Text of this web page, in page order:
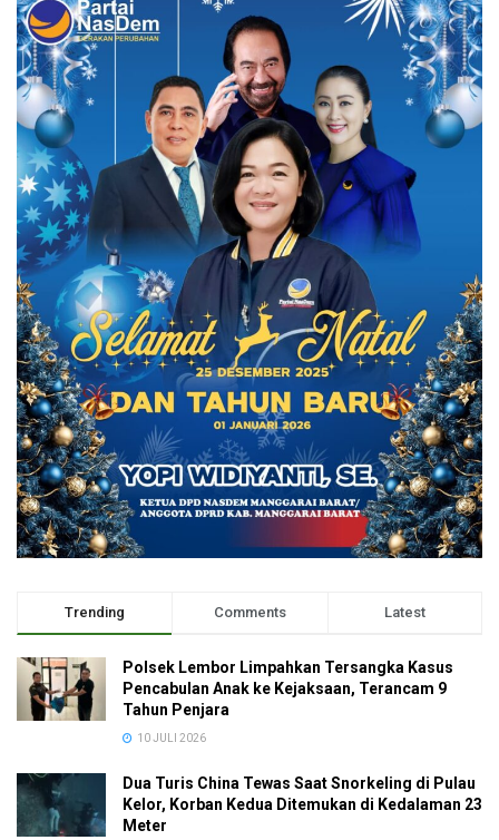
Trending Comments Latest
Polsek Lembor Limpahkan Tersangka Kasus
Pencabulan Anak ke Kejaksaan, Terancam 9
Tahun Penjara
10 JULI 2026
Dua Turis China Tewas Saat Snorkeling di Pulau
Kelor, Korban Kedua Ditemukan di Kedalaman 23
Meter